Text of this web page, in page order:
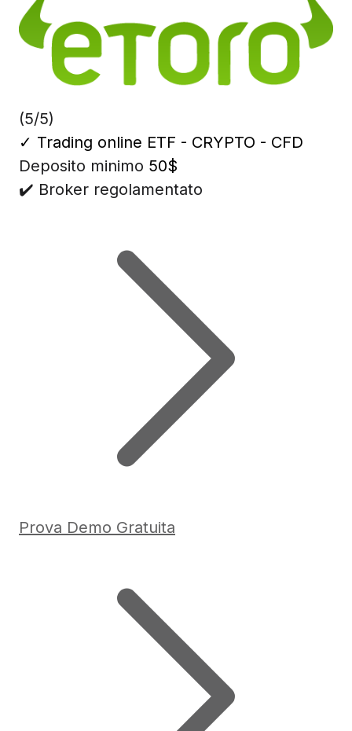
(5/5)
✓ Trading online ETF - CRYPTO - CFD
Deposito minimo 50$
✔️ Broker regolamentato
Prova Demo Gratuita